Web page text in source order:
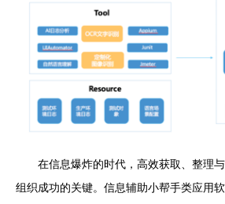
在信息爆炸的时代，高效获取、整理
组织成功的关键。信息辅助小帮手类应用